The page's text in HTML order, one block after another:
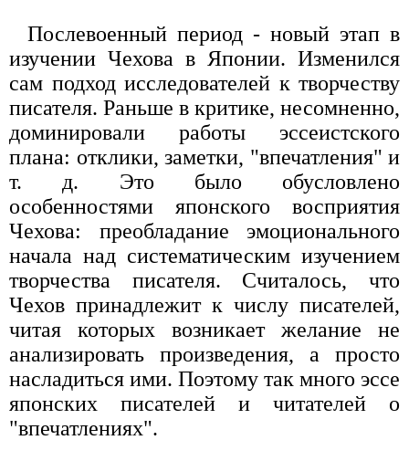
Послевоенный период - новый этап в
изучении Чехова в Японии. Изменился
сам подход исследователей к творчеству
писателя. Раньше в критике, несомненно,
доминировали работы эссеистского
плана: отклики, заметки, "впечатления" и
т. д. Это было обусловлено
особенностями японского восприятия
Чехова: преобладание эмоционального
начала над систематическим изучением
творчества писателя. Считалось, что
Чехов принадлежит к числу писателей,
читая которых возникает желание не
анализировать произведения, а просто
насладиться ими. Поэтому так много эссе
японских писателей и читателей о
"впечатлениях".